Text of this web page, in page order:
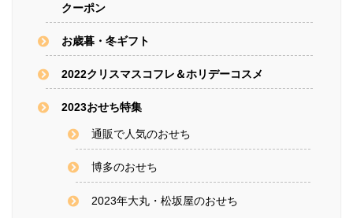
クーポン
お歳暮・冬ギフト
2022クリスマスコフレ＆ホリデーコスメ
2023おせち特集
通販で人気のおせち
博多のおせち
2023年大丸・松坂屋のおせち